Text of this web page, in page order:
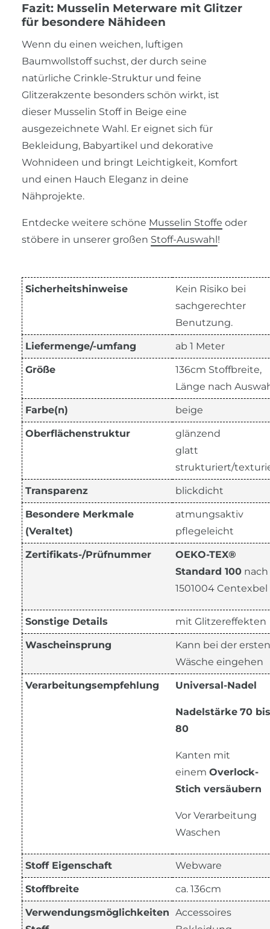
Fazit: Musselin Meterware mit Glitzer
für besondere Nähideen
Wenn du einen weichen, luftigen
Baumwollstoff suchst, der durch seine
natürliche Crinkle-Struktur und feine
Glitzerakzente besonders schön wirkt, ist
dieser Musselin Stoff in Beige eine
ausgezeichnete Wahl. Er eignet sich für
Bekleidung, Babyartikel und dekorative
Wohnideen und bringt Leichtigkeit, Komfort
und einen Hauch Eleganz in deine
Nähprojekte.
Entdecke weitere schöne Musselin Stoffe oder
stöbere in unserer großen Stoff-Auswahl!
Sicherheitshinweise
Kein Risiko bei
sachgerechter
Benutzung.
Liefermenge/-umfang ab 1 Meter
Größe
136cm Stoffbreite,
Länge nach
Farbe(n) beige
Oberflächenstruktur
glänzend
glatt
strukturiert/
Transparenz blickdicht
Besondere Merkmale
(Veraltet)
atmungsaktiv
pflegeleicht
Zertifikats-/Prüfnummer
OEKO-TEX®
Standard 100 nach
1501004 Centexbel
Sonstige Details mit Glitzereffekten
Wascheinsprung
Kann bei der ersten
Wäsche eingehen
Verarbeitungsempfehlung Universal-Nadel
Nadelstärke 70 bis
80
Kanten mit
einem Overlock-
Stich versäubern
Vor Verarbeitung
Waschen
Stoff Eigenschaft Webware
Stoffbreite ca. 136cm
Verwendungsmöglichkeiten Accessoires